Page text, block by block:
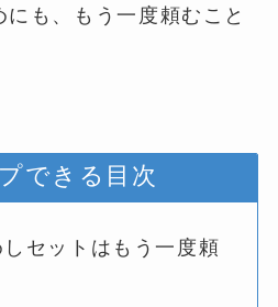
も、もう一度頼むこと
できる目次
セットはもう一度頼